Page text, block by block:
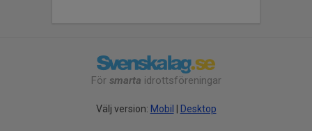
För smarta idrottsföreningar
Välj version: Mobil Desktop